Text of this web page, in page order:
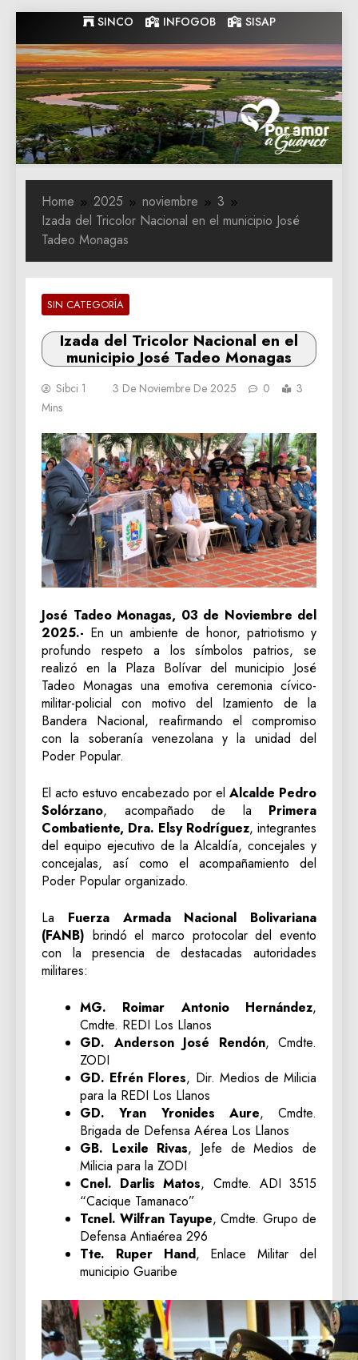
to
content
SINCO INFOGOB SISAP
Gobernacion
de Guarico
Gobernacion de Guarico
Home 2025 noviembre
3
Izada del Tricolor Nacional en el municipio José
Tadeo Monagas
SIN CATEGORÍA
Izada del Tricolor Nacional en el
municipio José Tadeo Monagas
Sibci 1 3 De Noviembre De 2025 0
3
Mins
José Tadeo Monagas, 03 de Noviembre del
2025.- En un ambiente de honor, patriotismo y
profundo respeto a los símbolos patrios, se
realizó en la Plaza Bolívar del municipio José
Tadeo Monagas una emotiva ceremonia cívico-
militar-policial con motivo del Izamiento de la
Bandera Nacional, reafirmando el compromiso
con la soberanía venezolana y la unidad del
Poder Popular.
El acto estuvo encabezado por el Alcalde Pedro
Solórzano, acompañado de la Primera
Combatiente, Dra. Elsy Rodríguez, integrantes
del equipo ejecutivo de la Alcaldía, concejales y
concejalas, así como el acompañamiento del
Poder Popular organizado.
La Fuerza Armada Nacional Bolivariana
(FANB) brindó el marco protocolar del evento
con la presencia de destacadas autoridades
militares:
MG. Roimar Antonio Hernández,
Cmdte. REDI Los Llanos
GD. Anderson José Rendón, Cmdte.
ZODI
GD. Efrén Flores, Dir. Medios de Milicia
para la REDI Los Llanos
GD. Yran Yronides Aure, Cmdte.
Brigada de Defensa Aérea Los Llanos
GB. Lexile Rivas, Jefe de Medios de
Milicia para la ZODI
Cnel. Darlis Matos, Cmdte. ADI 3515
“Cacique Tamanaco”
Tcnel. Wilfran Tayupe, Cmdte. Grupo de
Defensa Antiaérea 296
Tte. Ruper Hand, Enlace Militar del
municipio Guaribe